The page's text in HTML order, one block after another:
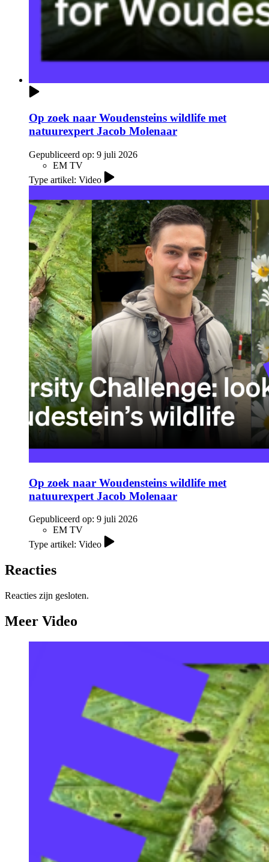
Op zoek naar Woudensteins wildlife met
natuurexpert Jacob Molenaar
Gepubliceerd op: 9 juli 2026
EM TV
Type artikel: Video
Op zoek naar Woudensteins wildlife met
natuurexpert Jacob Molenaar
Gepubliceerd op: 9 juli 2026
EM TV
Type artikel: Video
Reacties
Reacties zijn gesloten.
Meer Video